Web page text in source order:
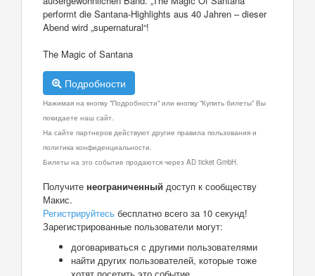
performt die Santana-Highlights aus 40 Jahren – dieser
Abend wird „supernatural“!
The Magic of Santana
Подробности
Нажимая на кнопку "Подробности" или кнопку "Купить билеты" Вы
покидаете наш сайт.
На сайте партнеров действуют другие правила пользования и
политика конфиденциальности.
Билеты на это событие продаются через AD ticket GmbH.
Получите неограниченный доступ к сообществу
Макис.
Регистрируйтесь бесплатно всего за 10 секунд!
Зарегистрированные пользователи могут:
договариваться с другими пользователями
найти других пользователей, которые тоже
хотят посетить это событие